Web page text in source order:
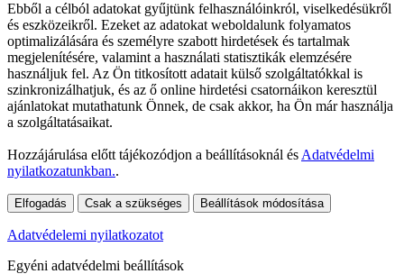
Ebből a célból adatokat gyűjtünk felhasználóinkról, viselkedésükről
és eszközeikről. Ezeket az adatokat weboldalunk folyamatos
optimalizálására és személyre szabott hirdetések és tartalmak
megjelenítésére, valamint a használati statisztikák elemzésére
használjuk fel. Az Ön titkosított adatait külső szolgáltatókkal is
szinkronizálhatjuk, és az ő online hirdetési csatornáikon keresztül
ajánlatokat mutathatunk Önnek, de csak akkor, ha Ön már használja
a szolgáltatásaikat.
Hozzájárulása előtt tájékozódjon a beállításoknál és Adatvédelmi
nyilatkozatunkban..
Elfogadás Csak a szükséges Beállítások módosítása
Adatvédelemi nyilatkozatot
Egyéni adatvédelmi beállítások